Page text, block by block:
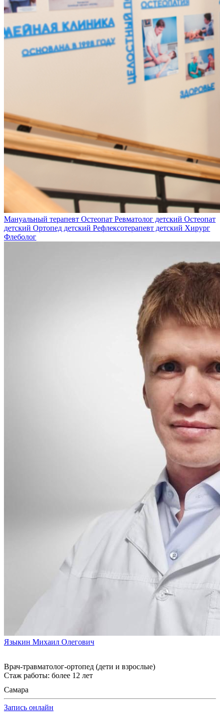
Мануальный терапевт Остеопат Ревматолог детский Остеопат
детский Ортопед детский Рефлексотерапевт детский Хирург
Флеболог
Языкин Михаил Олегович
Врач-травматолог-ортопед (дети и взрослые)
Стаж работы: более 12 лет
Самара
Запись онлайн